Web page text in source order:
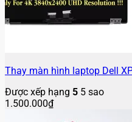
Thay màn hình laptop Dell
Được xếp hạng 5 5 sao
1.500.000₫